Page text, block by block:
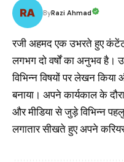
ByRazi Ahmad
रजी अहमद एक उभरते हुए कंटेंट
लगभग दो वर्षों का अनुभव है।
विभिन्न विषयों पर लेखन
बनाया। अपने कार्यकाल के
और मीडिया से जुड़े विभिन्न
लगातार सीखते हुए अपने